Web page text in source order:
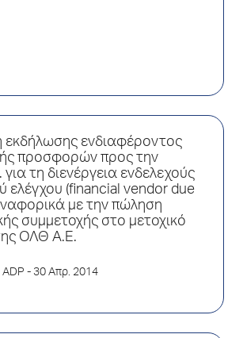
ενδιαφέροντος
προσφορών προς την
τη διενέργεια ενδελεχούς
ελέγχου (financial vendor due
με την πώληση
συμμετοχής στο μετοχικό
ΟΛΘ Α.Ε.
- 30 Απρ. 2014